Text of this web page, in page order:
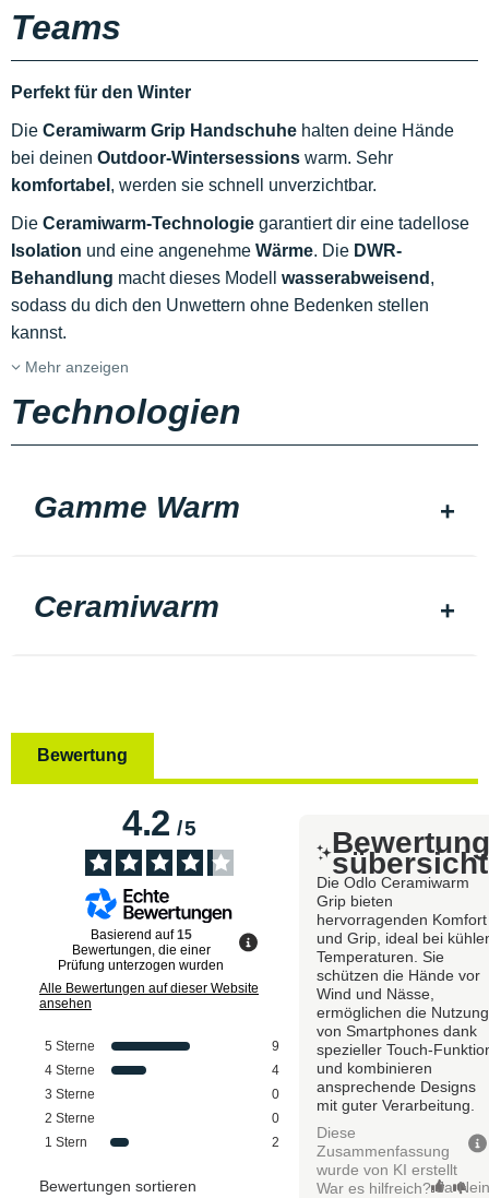
Teams
Perfekt für den Winter
Die Ceramiwarm Grip Handschuhe halten deine Hände
bei deinen Outdoor-Wintersessions warm. Sehr
komfortabel , werden sie schnell unverzichtbar.
Die Ceramiwarm-Technologie garantiert dir eine tadellose
Isolation und eine angenehme Wärme. Die DWR-
Behandlung macht dieses Modell wasserabweisend ,
sodass du dich den Unwettern ohne Bedenken stellen
kannst.
Mehr anzeigen
Technologien
Gamme Warm
Ceramiwarm
Bewertung
4.2/5
Basierend auf15
Bewertungen, die einer
Prüfung unterzogen wurden
Alle Bewertungen auf dieser Website
ansehen
5 Sterne
9
4 Sterne
4
3 Sterne
0
2 Sterne
0
1 Stern 2
Bewertungen sortieren
sübersicht
Die Odlo Ceramiwarm
Grip bieten
hervorragenden Komfort
und Grip, ideal bei
Temperaturen. Sie
schützen die Hände vor
Wind und Nässe,
ermöglichen die Nutzung
von Smartphones dank
spezieller Touch-
und kombinieren
ansprechende Designs
mit guter Verarbeitung.
Diese
Zusammenfassung
wurde von KI erstellt
War es hilfreich? Ja